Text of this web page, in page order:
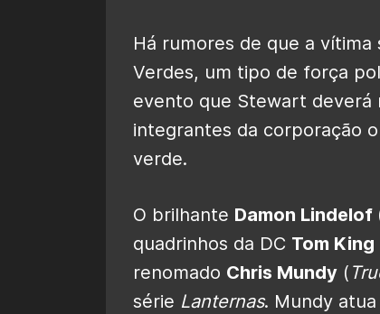
Há rumores de que a
Verdes, um tipo de força
evento que Stewart deverá
integrantes da corporação
verde.
O brilhante Damon Lindelof
quadrinhos da DC Tom King
renomado Chris Mundy (
série Lanternas. Mundy